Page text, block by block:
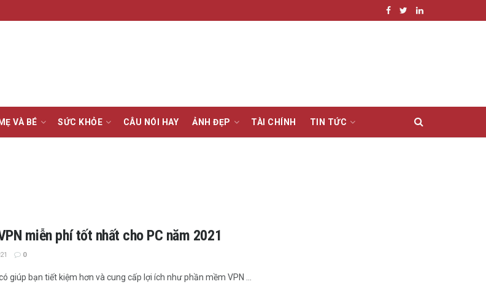
MẸ VÀ BÉ SỨC KHỎE CÂU NÓI HAY ẢNH ĐẸP TÀI CHÍNH TIN TỨC
miễn phí tốt nhất cho PC năm 2021
0
giúp bạn tiết kiệm hơn và cung cấp lợi ích như phần mềm VPN ...